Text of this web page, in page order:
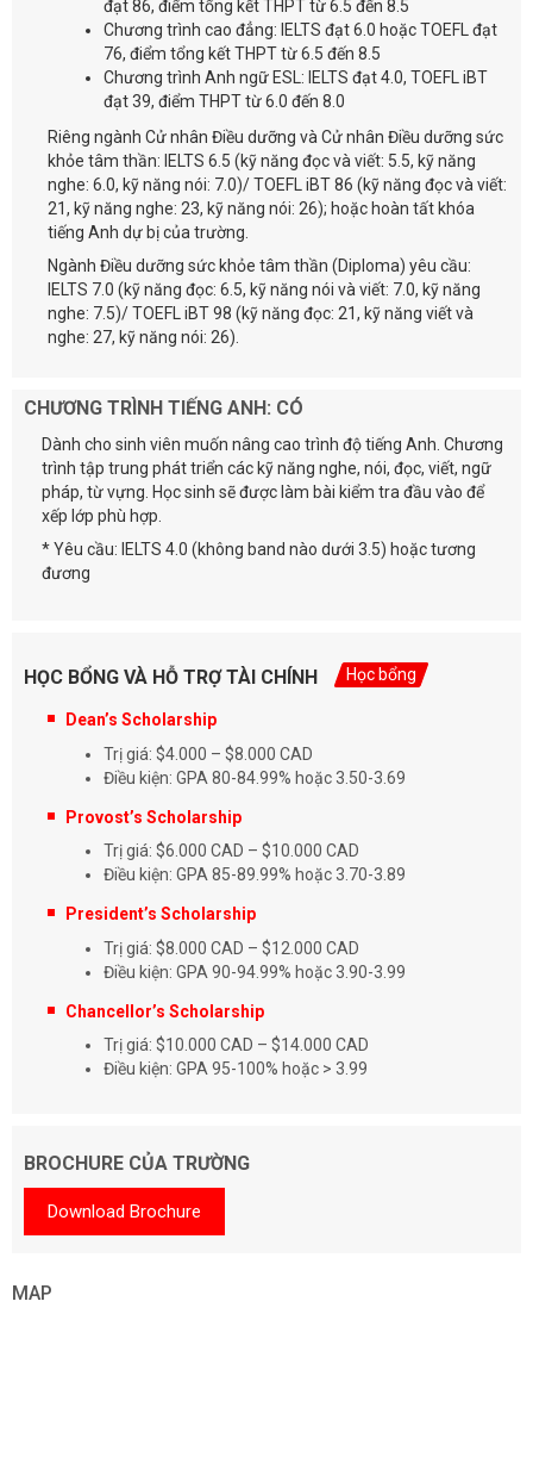
đạt 86, điểm tổng kết THPT từ 6.5 đến 8.5
Chương trình cao đẳng: IELTS đạt 6.0 hoặc TOEFL đạt
76, điểm tổng kết THPT từ 6.5 đến 8.5
Chương trình Anh ngữ ESL: IELTS đạt 4.0, TOEFL iBT
đạt 39, điểm THPT từ 6.0 đến 8.0
Riêng ngành Cử nhân Điều dưỡng và Cử nhân Điều dưỡng sức
khỏe tâm thần: IELTS 6.5 (kỹ năng đọc và viết: 5.5, kỹ năng
nghe: 6.0, kỹ năng nói: 7.0)/ TOEFL iBT 86 (kỹ năng đọc và viết:
21, kỹ năng nghe: 23, kỹ năng nói: 26); hoặc hoàn tất khóa
tiếng Anh dự bị của trường.
Ngành Điều dưỡng sức khỏe tâm thần (Diploma) yêu cầu:
IELTS 7.0 (kỹ năng đọc: 6.5, kỹ năng nói và viết: 7.0, kỹ năng
nghe: 7.5)/ TOEFL iBT 98 (kỹ năng đọc: 21, kỹ năng viết và
nghe: 27, kỹ năng nói: 26).
CHƯƠNG TRÌNH TIẾNG ANH: CÓ
Dành cho sinh viên muốn nâng cao trình độ tiếng Anh. Chương
trình tập trung phát triển các kỹ năng nghe, nói, đọc, viết, ngữ
pháp, từ vựng. Học sinh sẽ được làm bài kiểm tra đầu vào để
xếp lớp phù hợp.
* Yêu cầu: IELTS 4.0 (không band nào dưới 3.5) hoặc tương
đương
HỌC BỔNG VÀ HỖ TRỢ TÀI CHÍNH Học bổng
Dean’s Scholarship
Trị giá: $4.000 – $8.000 CAD
Điều kiện: GPA 80-84.99% hoặc 3.50-3.69
Provost’s Scholarship
Trị giá: $6.000 CAD – $10.000 CAD
Điều kiện: GPA 85-89.99% hoặc 3.70-3.89
President’s Scholarship
Trị giá: $8.000 CAD – $12.000 CAD
Điều kiện: GPA 90-94.99% hoặc 3.90-3.99
Chancellor’s Scholarship
Trị giá: $10.000 CAD – $14.000 CAD
Điều kiện: GPA 95-100% hoặc > 3.99
BROCHURE CỦA TRƯỜNG
Download Brochure
MAP